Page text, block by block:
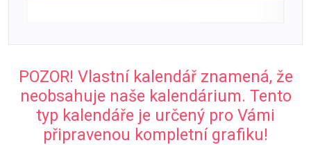
POZOR! Vlastní kalendář znamená, že
neobsahuje naše kalendárium. Tento
typ kalendáře je určený pro Vámi
připravenou kompletní grafiku!